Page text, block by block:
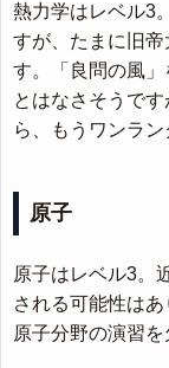
熱力学はレベル3
すが、たまに旧
す。「良問の風
とはなさそうで
ら、もうワンラン
原子
原子はレベル3。
される可能性は
原子分野の演習を